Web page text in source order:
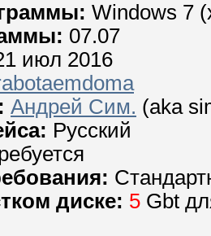
Windows 7
07.07
июл 2016
Андрей Сим. (aka
Русский
диске: 5 Gbt